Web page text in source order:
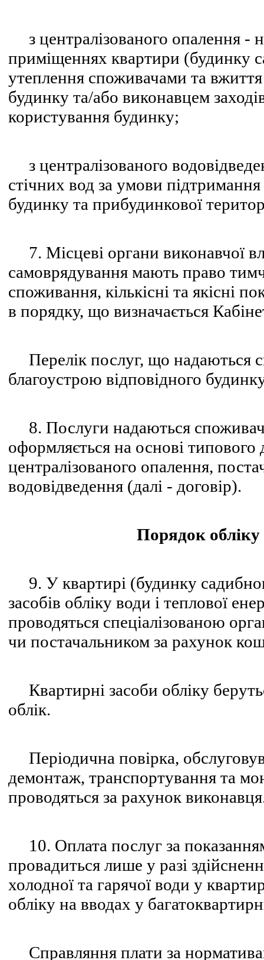
з централізованого опалення -
приміщеннях квартири (будинку
утеплення споживачами та
будинку та/або виконавцем
користування будинку;
з централізованого
стічних вод за умови
будинку та прибудинкової
7. Місцеві органи виконавчої
самоврядування мають право
споживання, кількісні та якісні
в порядку, що визначається
Перелік послуг, що надаються
благоустрою відповідного
8. Послуги надаються
оформляється на основі
централізованого опалення,
водовідведення (далі - договір).
Порядок обліку
9. У квартирі (будинку
засобів обліку води і теплової
проводяться спеціалізованою
чи постачальником за рахунок
Квартирні засоби обліку
облік.
Періодична повірка,
демонтаж, транспортування та
проводяться за рахунок
10. Оплата послуг за
провадиться лише у разі
холодної та гарячої води у
обліку на вводах у
Справляння плати за